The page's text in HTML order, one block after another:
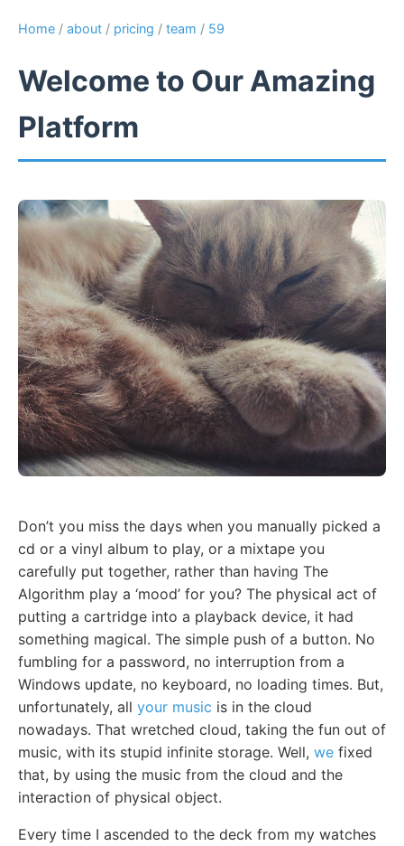
Home / about / pricing / team / 59
Welcome to Our Amazing
Platform
Don’t you miss the days when you manually picked a
cd or a vinyl album to play, or a mixtape you
carefully put together, rather than having The
Algorithm play a ‘mood’ for you? The physical act of
putting a cartridge into a playback device, it had
something magical. The simple push of a button. No
fumbling for a password, no interruption from a
Windows update, no keyboard, no loading times. But,
unfortunately, all your music is in the cloud
nowadays. That wretched cloud, taking the fun out of
music, with its stupid infinite storage. Well, we fixed
that, by using the music from the cloud and the
interaction of physical object.
Every time I ascended to the deck from my watches